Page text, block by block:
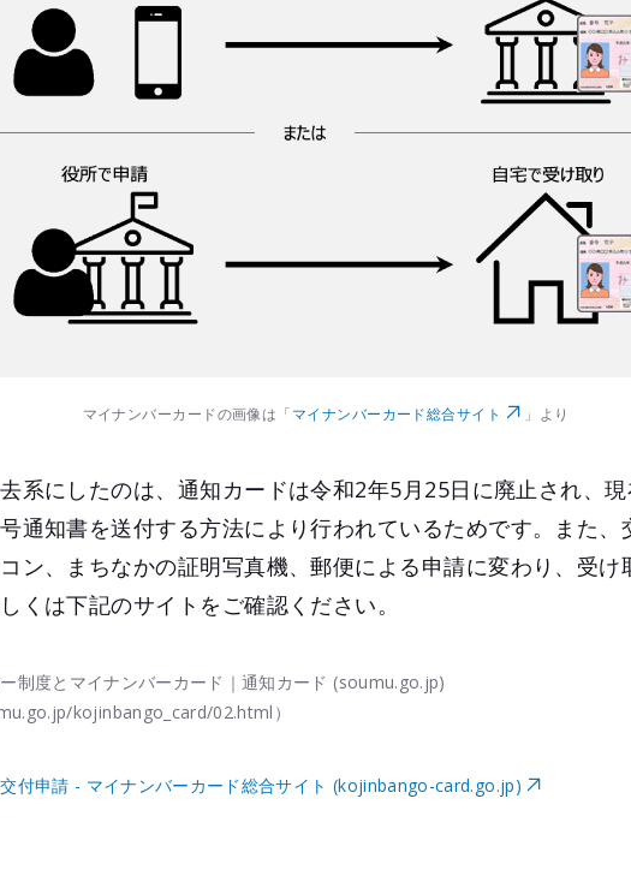
マイナンバーカードの画像は「マイナンバーカード総合サイト 」より
去系にしたのは、通知カードは令和2年5月25日に廃止され、
通知書を送付する方法により行われているためです。また、
ン、まちなかの証明写真機、郵便による申請に変わり、受
くは下記のサイトをご確認ください。
制度とマイナンバーカード｜通知カード (soumu.go.jp)
kojinbango_card/02.html）
付申請 - マイナンバーカード総合サイト (kojinbango-card.go.jp)